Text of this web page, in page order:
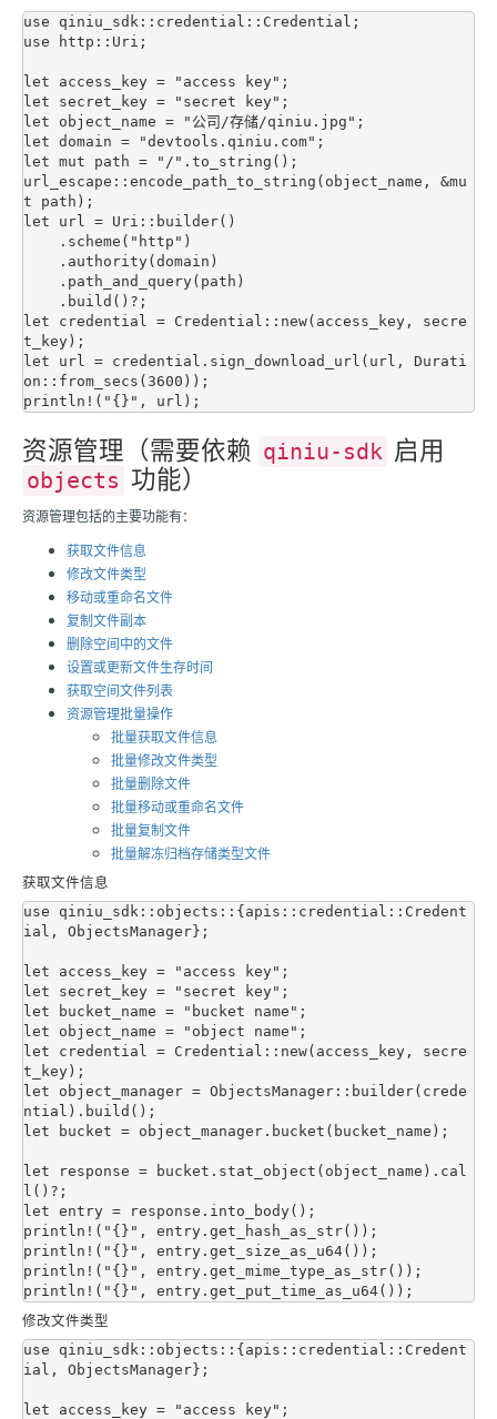
use qiniu_sdk::credential::Credential;
use http::Uri;
let access_key = "access key";
let secret_key = "secret key";
let object_name = "公司/存储/qiniu.jpg";
let domain = "devtools.qiniu.com";
let mut path = "/".to_string();
url_escape::encode_path_to_string(object_name, &mu
t path);
let url = Uri::builder()
let credential = Credential::new(access_key, secre
t_key);
let url = credential.sign_download_url(url, Durati
on::from_secs(3600));
资源管理（需要依赖 qiniu-sdk 启用
objects 功能）
资源管理包括的主要功能有：
获取文件信息
修改文件类型
移动或重命名文件
复制文件副本
删除空间中的文件
设置或更新文件生存时间
获取空间文件列表
资源管理批量操作
批量获取文件信息
批量修改文件类型
批量删除文件
批量移动或重命名文件
批量复制文件
批量解冻归档存储类型文件
获取文件信息
use qiniu_sdk::objects::{apis::credential::Credent
ial, ObjectsManager};
let access_key = "access key";
let secret_key = "secret key";
let bucket_name = "bucket name";
let object_name = "object name";
let credential = Credential::new(access_key, secre
t_key);
let object_manager = ObjectsManager::builder(crede
ntial).build();
let bucket = object_manager.bucket(bucket_name);
let response = bucket.stat_object(object_name).cal
l()?;
let entry = response.into_body();
println!("{}", entry.get_hash_as_str());
println!("{}", entry.get_size_as_u64());
println!("{}", entry.get_mime_type_as_str());
修改文件类型
use qiniu_sdk::objects::{apis::credential::Credent
ial, ObjectsManager};
let access_key = "access key";